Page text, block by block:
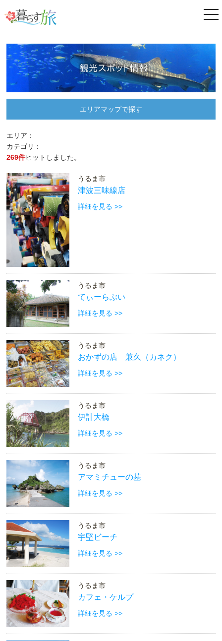
ナ
ビ
ン
エリアマップで探す
エリア：
カテゴリ：
269件ヒットしました。
うるま市
津波三味線店
詳細を見る >>
うるま市
てぃーらぶい
詳細を見る >>
うるま市
おかずの店 兼久（カネク）
詳細を見る >>
うるま市
伊計大橋
詳細を見る >>
うるま市
アマミチューの墓
詳細を見る >>
うるま市
宇堅ビーチ
詳細を見る >>
うるま市
カフェ・ケルプ
詳細を見る >>